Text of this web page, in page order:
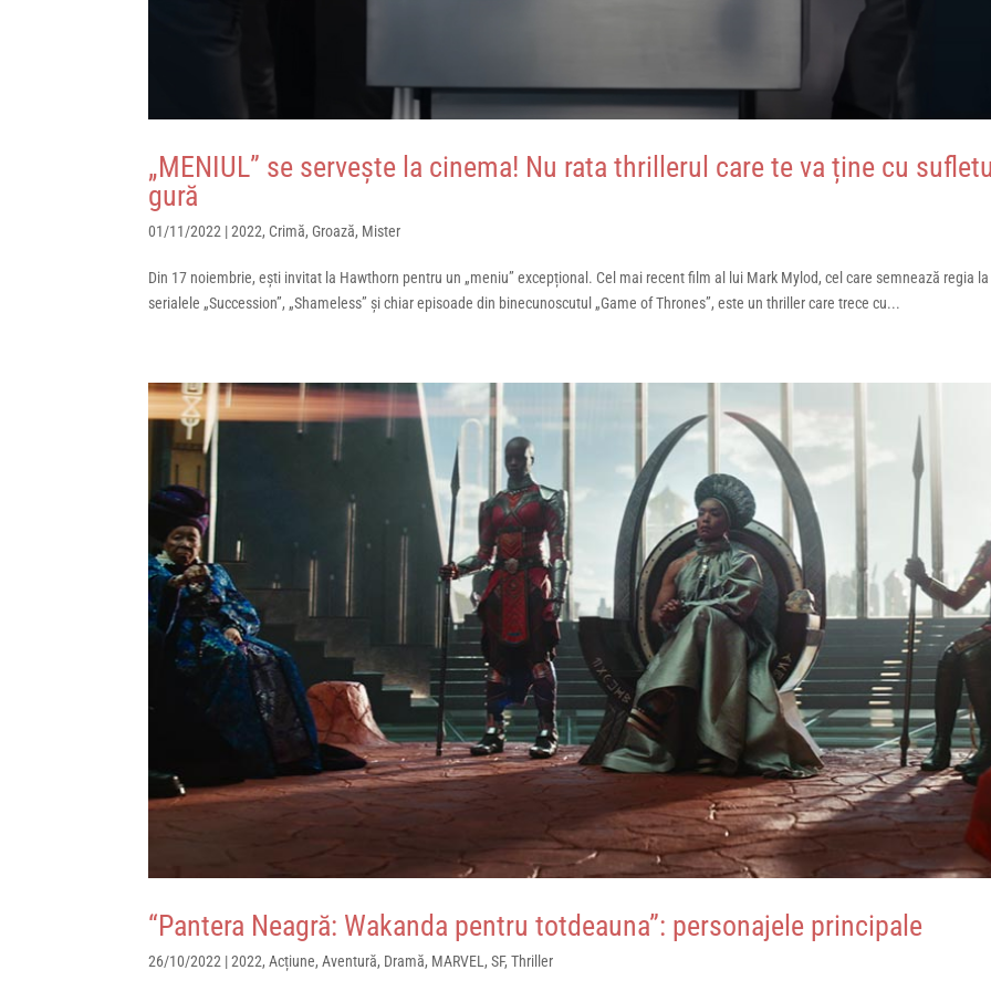
„MENIUL” se servește la cinema! Nu rata thrillerul care te va ține cu
gură
01/11/2022 |2022, Crimă,Groază, Mister
Din 17 noiembrie, ești invitat la Hawthorn pentru un „meniu” excepțional. Cel mai recent film al lui Mark Mylod, cel care semnează regia la
serialele „Succession”, „Shameless” și chiar episoade din binecunoscutul „Game of Thrones”, este un thriller care trece cu...
“Pantera Neagră: Wakanda pentru totdeauna”: personajele principale
26/10/2022 |2022,Acțiune,Aventură, Dramă, MARVEL ,SF,Thriller